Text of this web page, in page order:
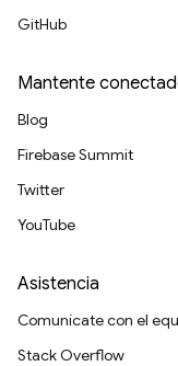
GitHub
Mantente
Blog
Firebase Summit
Twitter
YouTube
Asistencia
Comunícate con el
Stack Overflow